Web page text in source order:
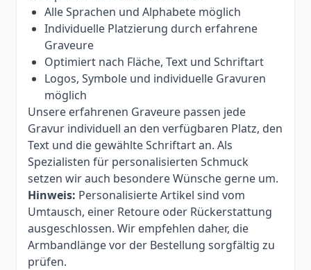
Alle Sprachen und Alphabete möglich
Individuelle Platzierung durch erfahrene
Graveure
Optimiert nach Fläche, Text und Schriftart
Logos, Symbole und individuelle Gravuren
möglich
Unsere erfahrenen Graveure passen jede
Gravur individuell an den verfügbaren Platz, den
Text und die gewählte Schriftart an. Als
Spezialisten für personalisierten Schmuck
setzen wir auch besondere Wünsche gerne um.
Hinweis: Personalisierte Artikel sind vom
Umtausch, einer Retoure oder Rückerstattung
ausgeschlossen. Wir empfehlen daher, die
Armbandlänge vor der Bestellung sorgfältig zu
prüfen.